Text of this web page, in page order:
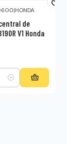
|HONDA
de
V1 Honda